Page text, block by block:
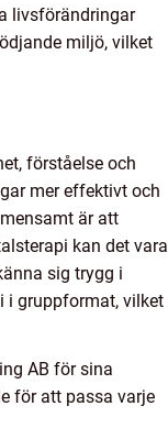
livsförändringar
miljö, vilket
förståelse och
mer effektivt och
är att
kan det vara
sig trygg i
i gruppformat, vilket
AB för sina
för att passa varje